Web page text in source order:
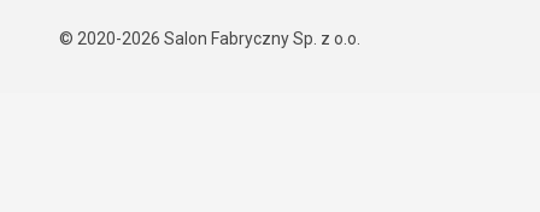
© 2020-2026 Salon Fabryczny Sp. z o.o.